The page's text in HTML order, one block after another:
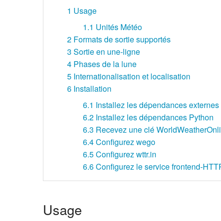
1 Usage
1.1 Unités Météo
2 Formats de sortie supportés
3 Sortie en une-ligne
4 Phases de la lune
5 Internationalisation et localisation
6 Installation
6.1 Installez les dépendances externes
6.2 Installez les dépendances Python
6.3 Recevez une clé
6.4Configurez wego
6.5Configurez wttr.in
6.6Configurez le service frontend-
Usage